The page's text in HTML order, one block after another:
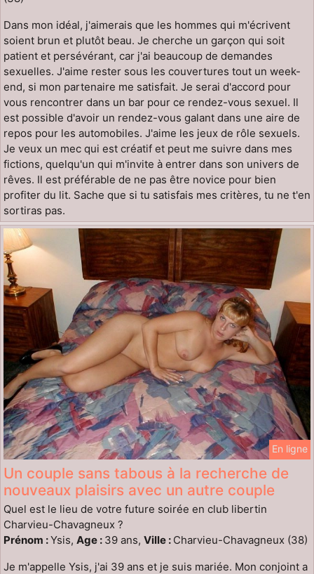
Dans mon idéal, j'aimerais que les hommes qui m'écrivent
soient brun et plutôt beau. Je cherche un garçon qui soit
patient et persévérant, car j'ai beaucoup de demandes
sexuelles. J'aime rester sous les couvertures tout un week-
end, si mon partenaire me satisfait. Je serai d'accord pour
vous rencontrer dans un bar pour ce rendez-vous sexuel. Il
est possible d'avoir un rendez-vous galant dans une aire de
repos pour les automobiles. J'aime les jeux de rôle sexuels.
Je veux un mec qui est créatif et peut me suivre dans mes
fictions, quelqu'un qui m'invite à entrer dans son univers de
rêves. Il est préférable de ne pas être novice pour bien
profiter du lit. Sache que si tu satisfais mes critères, tu ne t'en
sortiras pas.
En ligne
Un couple sans tabous à la recherche de
nouveaux plaisirs avec un autre couple
Quel est le lieu de votre future soirée en club libertin
Charvieu-Chavagneux ?
Prénom :Ysis, Age : 39 ans, Ville : Charvieu-Chavagneux (38)
Je m'appelle Ysis, j'ai 39 ans et je suis mariée. Mon conjoint a